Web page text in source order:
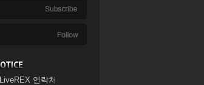
LiveREX 연락처